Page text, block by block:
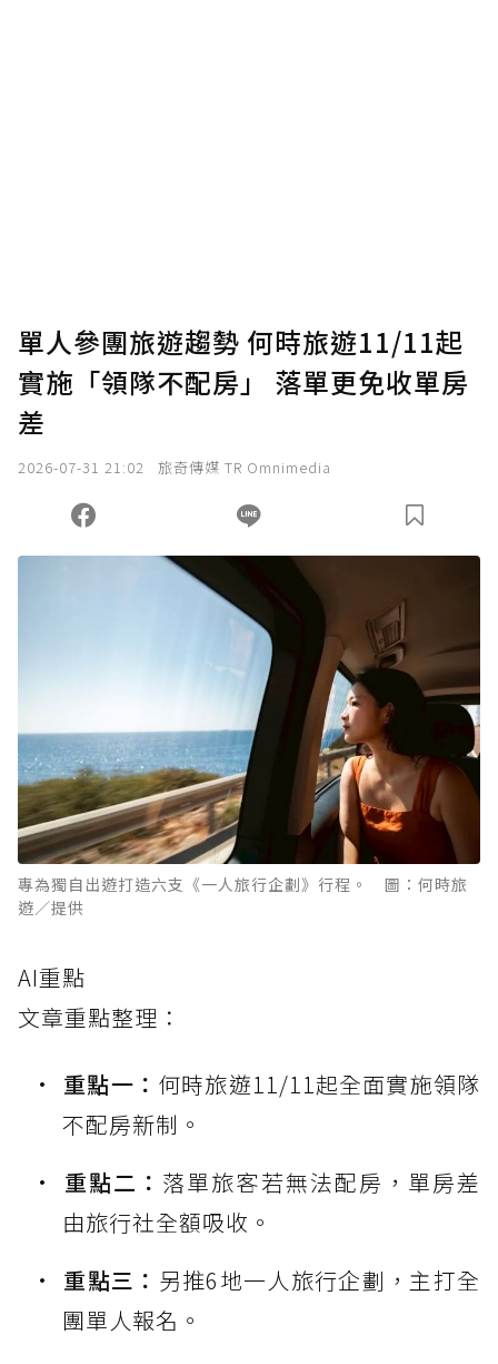
單人參團旅遊趨勢 何時旅遊11/11起
實施「領隊不配房」 落單更免收單房
差
2026-07-31 21:02 旅奇傳媒 TR Omnimedia
專為獨自出遊打造六支《一人旅行企劃》行程。 圖：何時旅
遊／提供
AI重點
文章重點整理：
重點一： 何時旅遊11/11起全面實施領隊
不配房新制。
重點二： 落單旅客若無法配房，單房差
由旅行社全額吸收。
重點三： 另推6地一人旅行企劃，主打全
團單人報名。